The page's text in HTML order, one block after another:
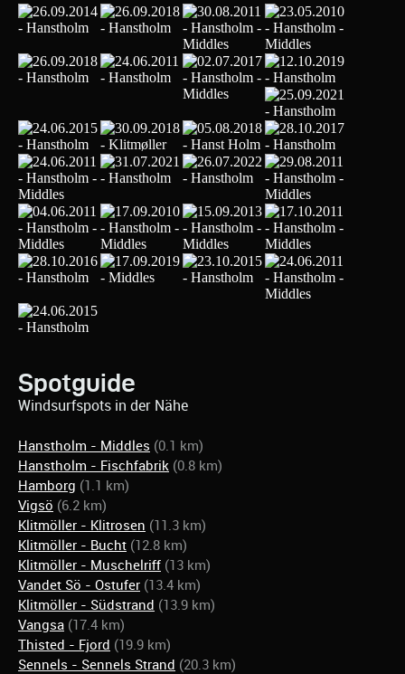
Spotguide
Windsurfspots in der Nähe
Hanstholm - Middles (0.1 km)
Hanstholm - Fischfabrik (0.8 km)
Hamborg (1.1 km)
Vigsö (6.2 km)
Klitmöller - Klitrosen (11.3 km)
Klitmöller - Bucht (12.8 km)
Klitmöller - Muschelriff (13 km)
Vandet Sö - Ostufer (13.4 km)
Klitmöller - Südstrand (13.9 km)
Vangsa (17.4 km)
Thisted - Fjord (19.9 km)
Sennels - Sennels Strand (20.3 km)